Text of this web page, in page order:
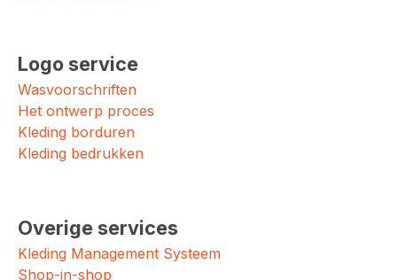
Logo service
Wasvoorschriften
Het ontwerp proces
Kleding borduren
Kleding bedrukken
Overige services
Kleding Management Systeem
Shop-in-shop